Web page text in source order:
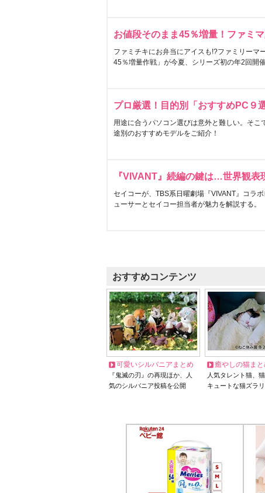
お値段そのまま45％増量！ファミ
ファミチキにお弁当にアイスも!?ファミリーマ
45％増量作戦」が今夏、シリーズ初の年2回開催
プロ厳選！目的別「おすすめPC９
用途に合うパソコン選びは意外と難しい。そ
途別のおすすめモデルをご紹介！
『VIVANT』続編の鍵は…世界観表
セイコーが、TBS系日曜劇場『VIVANT』コラ
ューサーとセイコー担当者が魅力を解説する。
おすすめコンテンツ
可愛いシルバニアまとめ
『鬼滅の刃』の再現ほか、人
気のシルバニア投稿を公開
癒やしの猫まと
人気タレント猫、
キュートな猫ズラリ